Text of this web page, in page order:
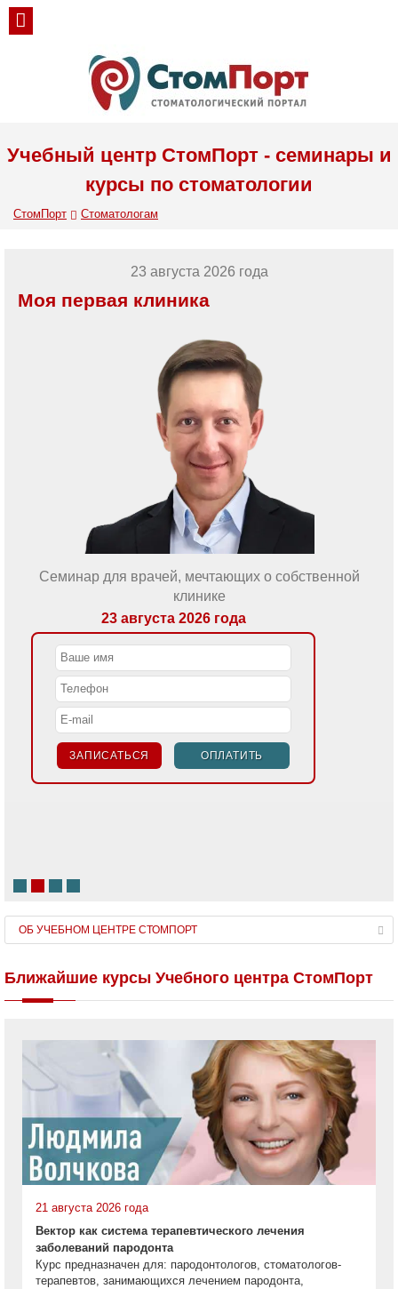
Учебный центр СтомПорт - семинары и
курсы по стоматологии
СтомПорт Стоматологам
5 сентября 2026 года
Использование коффердама в
Семинар с практикой по отработке методик
наложения коффердама на фантомных моделях
5 сентября 2026 года
ОБ УЧЕБНОМ ЦЕНТРЕ СТОМПОРТ
Ближайшие курсы Учебного центра СтомПорт
21 августа 2026 года
Вектор как система терапевтического лечения
заболеваний пародонта
Курс предназначен для: пародонтологов, стоматологов-
терапевтов, занимающихся лечением пародонта,